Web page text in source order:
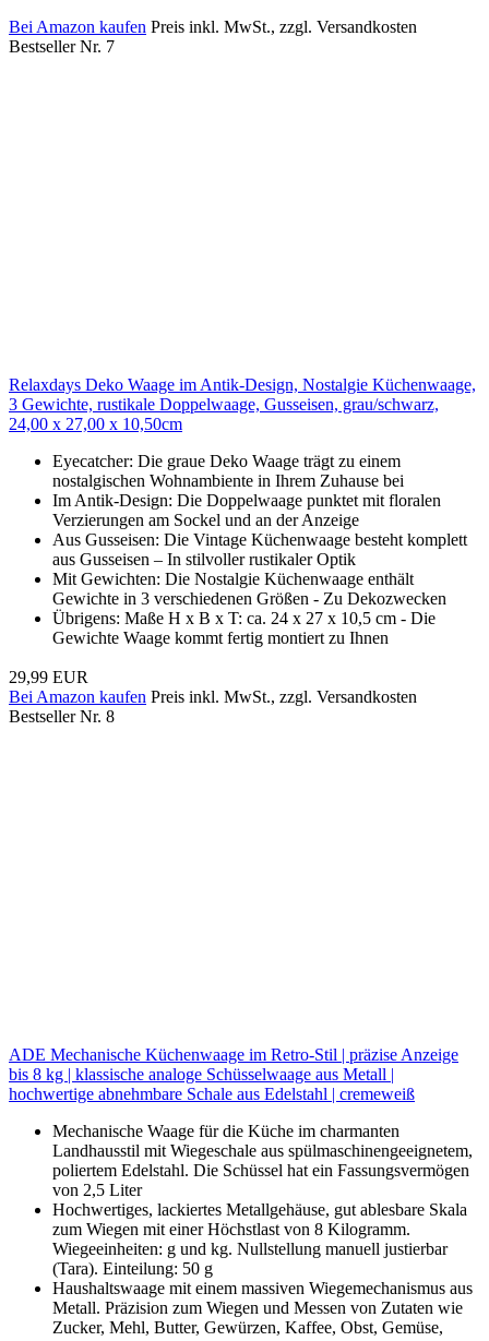
Bei Amazon kaufen Preis inkl. MwSt., zzgl. Versandkosten
Bestseller Nr. 7
Relaxdays Deko Waage im Antik-Design, Nostalgie Küchenwaage,
3 Gewichte, rustikale Doppelwaage, Gusseisen, grau/schwarz,
24,00 x 27,00 x 10,50cm
Eyecatcher: Die graue Deko Waage trägt zu einem
nostalgischen Wohnambiente in Ihrem Zuhause bei
Im Antik-Design: Die Doppelwaage punktet mit floralen
Verzierungen am Sockel und an der Anzeige
Aus Gusseisen: Die Vintage Küchenwaage besteht komplett
aus Gusseisen – In stilvoller rustikaler Optik
Mit Gewichten: Die Nostalgie Küchenwaage enthält
Gewichte in 3 verschiedenen Größen - Zu Dekozwecken
Übrigens: Maße H x B x T: ca. 24 x 27 x 10,5 cm - Die
Gewichte Waage kommt fertig montiert zu Ihnen
29,99 EUR
Bei Amazon kaufen Preis inkl. MwSt., zzgl. Versandkosten
Bestseller Nr. 8
ADE Mechanische Küchenwaage im Retro-Stil | präzise Anzeige
bis 8 kg | klassische analoge Schüsselwaage aus Metall |
hochwertige abnehmbare Schale aus Edelstahl | cremeweiß
Mechanische Waage für die Küche im charmanten
Landhausstil mit Wiegeschale aus spülmaschinengeeignetem,
poliertem Edelstahl. Die Schüssel hat ein Fassungsvermögen
von 2,5 Liter
Hochwertiges, lackiertes Metallgehäuse, gut ablesbare Skala
zum Wiegen mit einer Höchstlast von 8 Kilogramm.
Wiegeeinheiten: g und kg. Nullstellung manuell justierbar
(Tara). Einteilung: 50 g
Haushaltswaage mit einem massiven Wiegemechanismus aus
Metall. Präzision zum Wiegen und Messen von Zutaten wie
Zucker, Mehl, Butter, Gewürzen, Kaffee, Obst, Gemüse,